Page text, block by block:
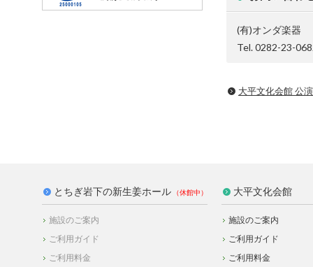
(有)オンダ楽器
Tel. 0282-23-
大平文化会館 公
とちぎ岩下の新生姜ホール
施設のご案内
ご利用ガイド
ご利用料金
大平文化会館
施設のご案内
ご利用ガイド
ご利用料金